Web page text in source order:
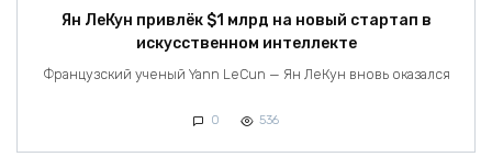
Ян ЛеКун привлёк $1 млрд на новый стартап в
искусственном интеллекте
Французский ученый Yann LeCun — Ян ЛеКун вновь оказался
0 536